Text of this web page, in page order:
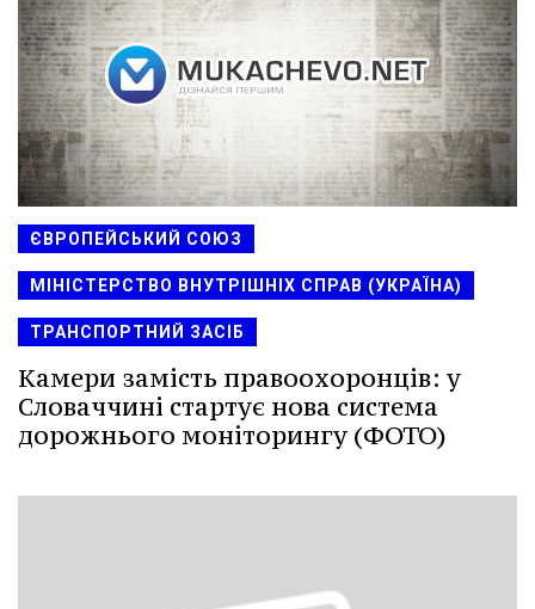
ЄВРОПЕЙСЬКИЙ СОЮЗ
МІНІСТЕРСТВО ВНУТРІШНІХ СПРАВ (УКРАЇНА)
ТРАНСПОРТНИЙ ЗАСІБ
Камери замість правоохоронців: у
Словаччині стартує нова система
дорожнього моніторингу (ФОТО)